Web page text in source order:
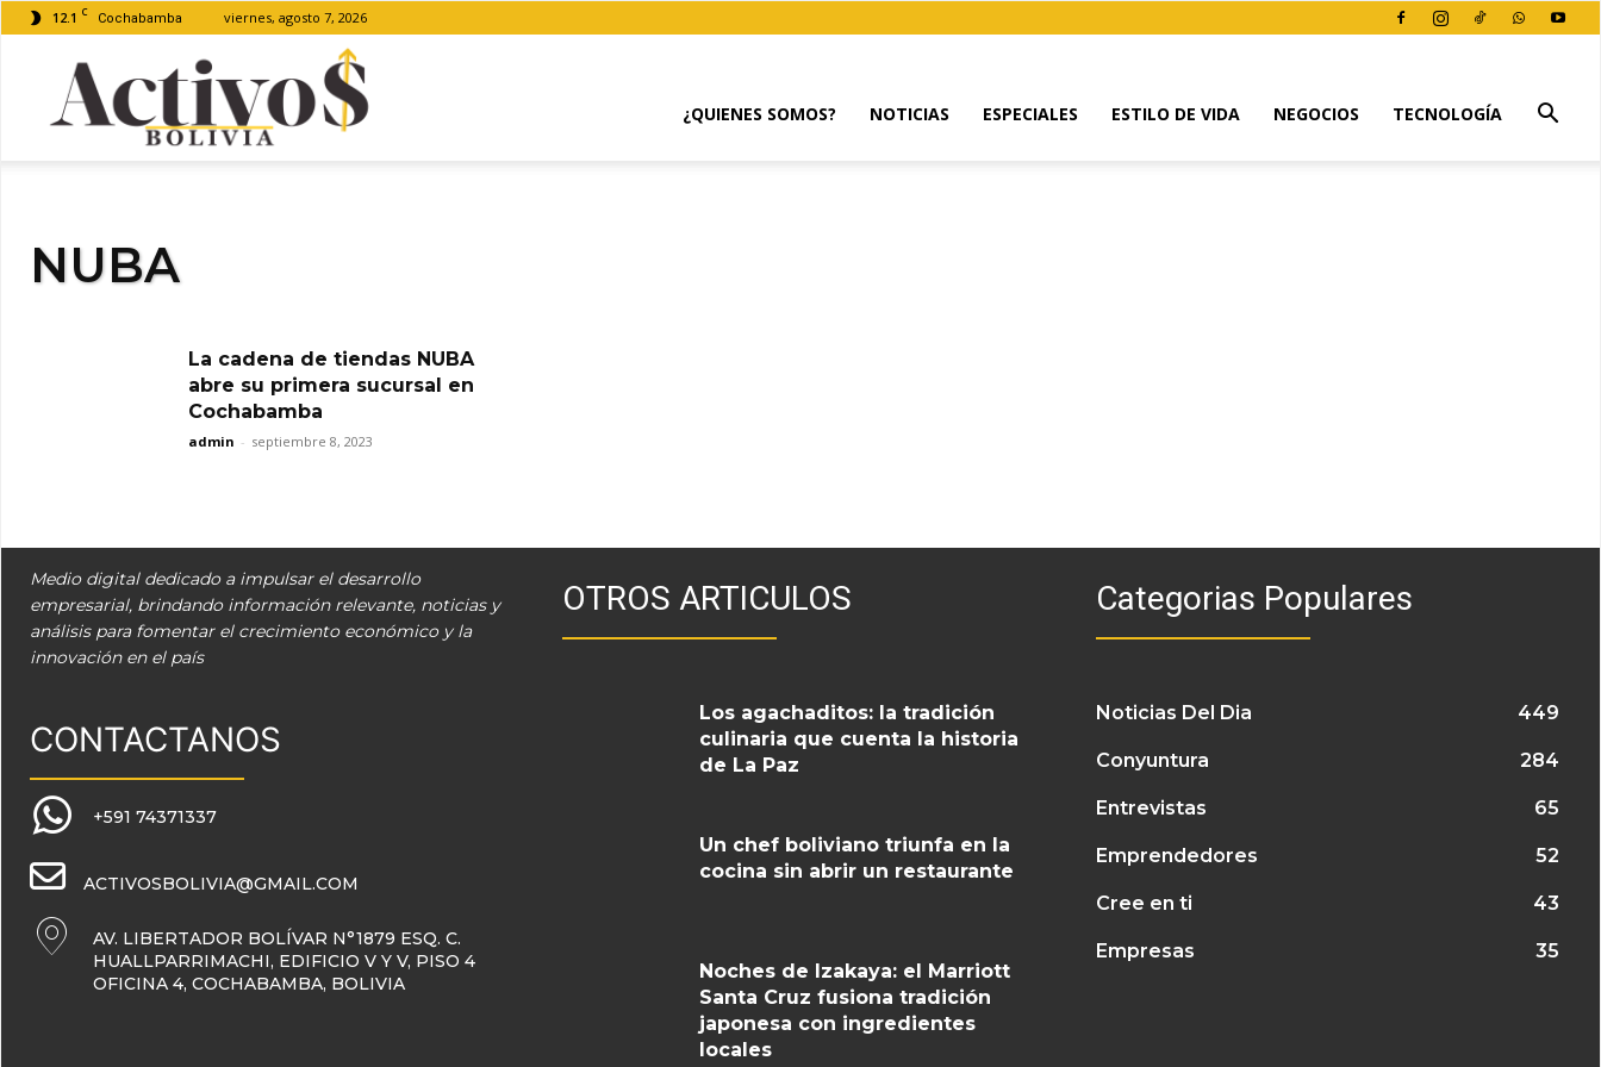
12.1 C Cochabamba viernes, agosto 7, 2026
¿QUIENES SOMOS? NOTICIAS ESPECIALES ESTILO DE VIDA NEGOCIOS TECNOLOGÍA
NUBA
La cadena de tiendas NUBA
abre su primera sucursal en
Cochabamba
admin - septiembre 8, 2023
Medio digital dedicado a impulsar el desarrollo
empresarial, brindando información relevante, noticias y
análisis para fomentar el crecimiento económico y la
innovación en el país
CONTACTANOS
+591 74371337
ACTIVOSBOLIVIA@GMAIL.COM
AV. LIBERTADOR BOLÍVAR N°1879 ESQ. C.
HUALLPARRIMACHI, EDIFICIO V Y V, PISO 4
OFICINA 4, COCHABAMBA, BOLIVIA
OTROS ARTICULOS
Los agachaditos: la tradición
culinaria que cuenta la historia
de La Paz
Un chef boliviano triunfa en la
cocina sin abrir un restaurante
Noches de Izakaya: el Marriott
Santa Cruz fusiona tradición
japonesa con ingredientes
locales
Categorias Populares
Noticias Del Dia 449
Conyuntura 284
Entrevistas 65
Emprendedores 52
Cree en ti 43
Empresas 35